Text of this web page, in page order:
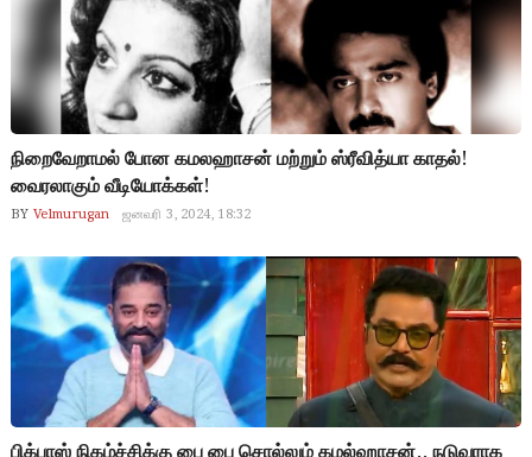
நிறைவேறாமல் போன கமலஹாசன் மற்றும் ஸ்ரீவித்யா காதல்!
வைரலாகும் வீடியோக்கள்!
BY Velmurugan ஜனவரி 3, 2024, 18:32